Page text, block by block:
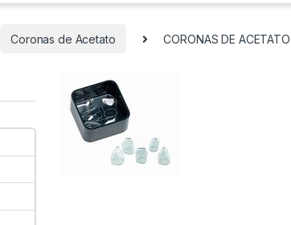
Coronas de Acetato CORONAS DE